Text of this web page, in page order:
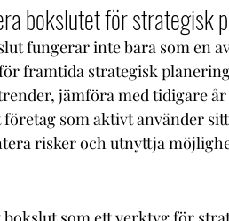
bokslutet för strategisk
fungerar inte bara som en
framtida strategisk
jämföra med tidigare
som aktivt använder
risker och utnyttja